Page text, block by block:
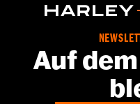
In der Box: Windschild und
Auf